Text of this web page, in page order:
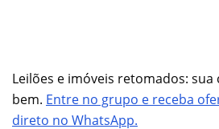
Leilões e imóveis retomados:
bem. Entre no grupo e receba
direto no WhatsApp.